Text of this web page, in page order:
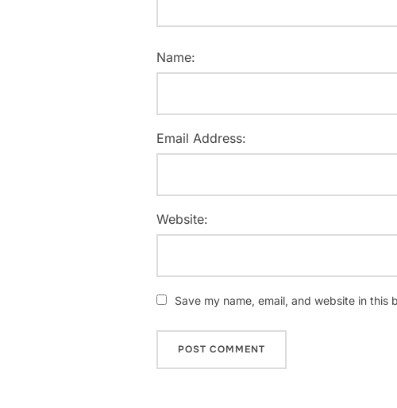
Name:
Email Address:
Website:
Save my name, email, and website in this